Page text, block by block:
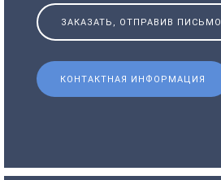
ЗАКАЗАТЬ, ОТПРАВИВ ПИСЬМО
КОНТАКТНАЯ ИНФОРМАЦИЯ